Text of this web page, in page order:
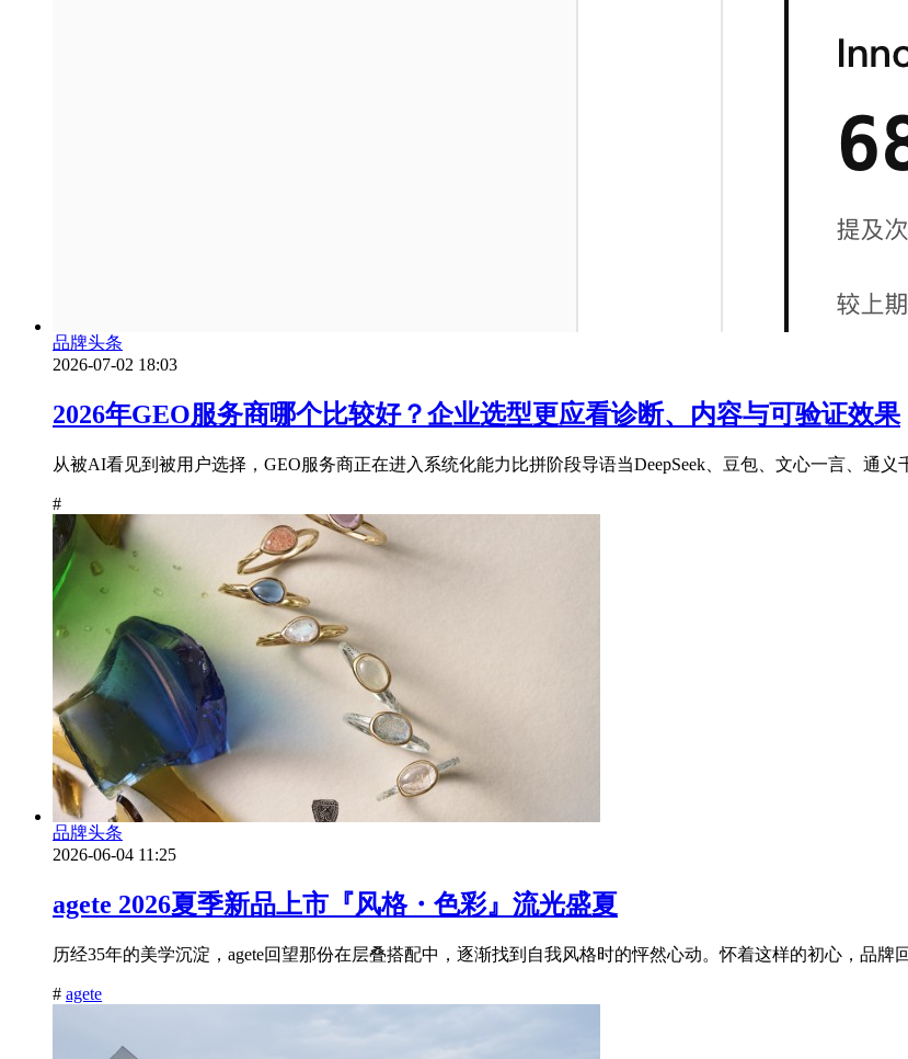
品牌头条
2026-07-02 18:03
2026年GEO服务商哪个比较好？企业选型更应看诊断、内容与可验证效果
从被AI看见到被用户选择，GEO服务商正在进入系统化能力比拼阶段导语当DeepSeek、豆包、文心一言、通义
#
品牌头条
2026-06-04 11:25
agete 2026夏季新品上市『风格・色彩』流光盛夏
历经35年的美学沉淀，agete回望那份在层叠搭配中，逐渐找到自我风格时的怦然心动。怀着这样的初心，品牌
# agete